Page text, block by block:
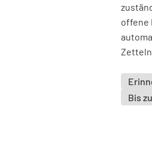
offene
Zetteln
Bis